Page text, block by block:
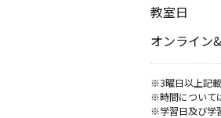
教室日
オンライン
※3曜日以上記載
※時間について
※学習日及び学